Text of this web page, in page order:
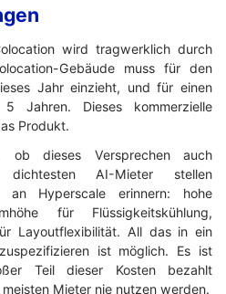
wird tragwerklich durch
Gebäude muss für den
Jahr einzieht, und für einen
Jahren. Dieses kommerzielle
Produkt.
ob dieses Versprechen auch
AI-Mieter stellen
an Hyperscale erinnern: hohe
für Flüssigkeitskühlung,
Layoutflexibilität. All das in ein
ist möglich. Es ist
Teil dieser Kosten bezahlt
Mieter nie nutzen werden.